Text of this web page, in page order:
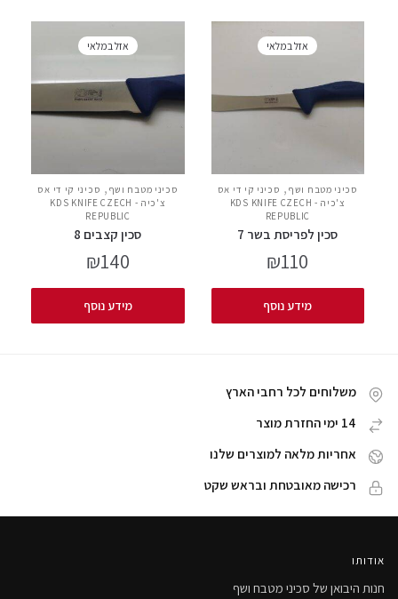
אזל במלאי
סכיני מטבח ושף , סכיני קי די אס
צ'כיה - KDS KNIFE CZECH
REPUBLIC
סכין לפריסת בשר 7
₪110
מידע נוסף
אזל במלאי
סכיני מטבח ושף , סכיני קי די אס
צ'כיה - KDS KNIFE CZECH
REPUBLIC
סכין קצבים 8
₪140
מידע נוסף
משלוחים לכל רחבי הארץ
14 ימי החזרת מוצר
אחריות מלאה למוצרים שלנו
רכישה מאובטחת ובראש שקט
אודותו
חנות היבואן של סכיני מטבח ושף